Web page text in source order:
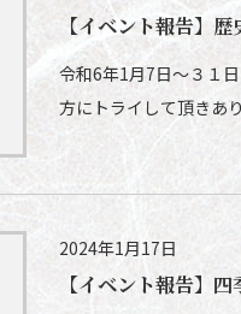
【イベント報告】
令和6年1月7日～３１
方にトライして頂きあ
2024年1月17日
【イベント報告】